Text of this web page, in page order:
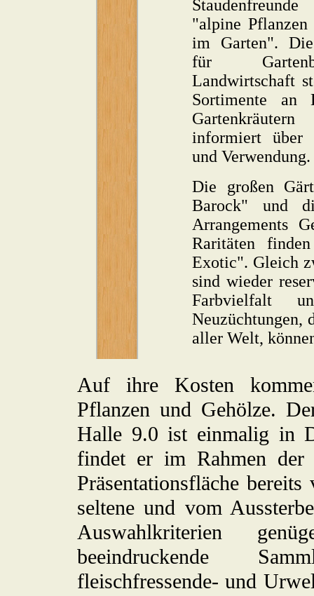
"alpine Pflanzen
im Garten". Die
für
Landwirtschaft
Sortimente an
informiert über
und Verwendung.
Die großen
Barock" und
Arrangements
Raritäten
Exotic". Gleich
sind wieder
Farbvielfalt
Neuzüchtungen,
aller Welt,
Auf ihre Kosten
Pflanzen und Gehölze.
Halle 9.0 ist einmalig in
findet er im Rahmen der
Präsentationsfläche
seltene und vom
Auswahlkriterien
beeindruckende
fleischfressende- und